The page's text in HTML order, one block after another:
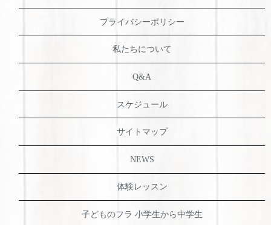
プライバシーポリシー
私たちについて
Q&A
スケジュール
サイトマップ
NEWS
体験レッスン
子どものフラ 小学生から中学生